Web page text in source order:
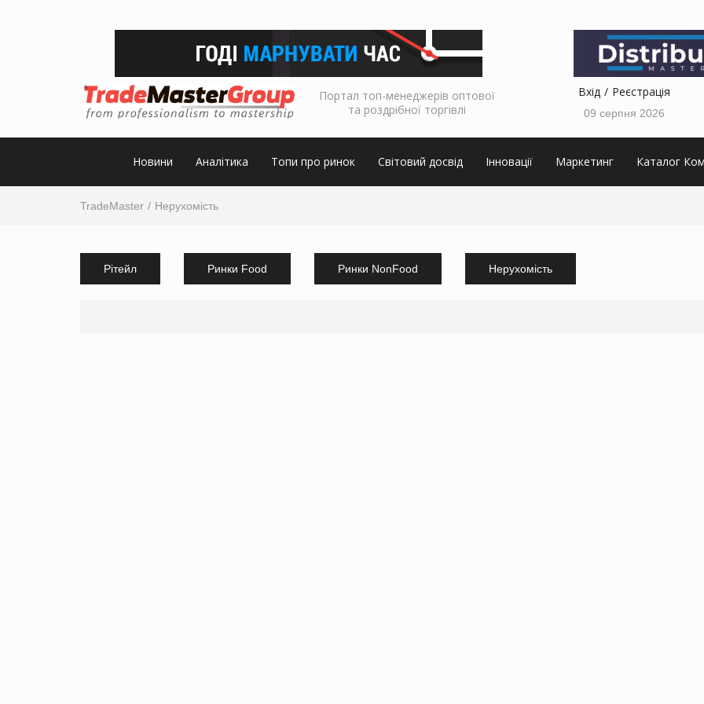
Портал топ-менеджерів оптової
та роздрібної торгівлі
Вхід Реєстрація
09 серпня 2026
Новини Аналітика Топи про ринок Світовий досвід Інновації Маркетинг Каталог
TradeMaster Нерухомість
Рітейл Ринки Food Ринки NonFood Нерухомість